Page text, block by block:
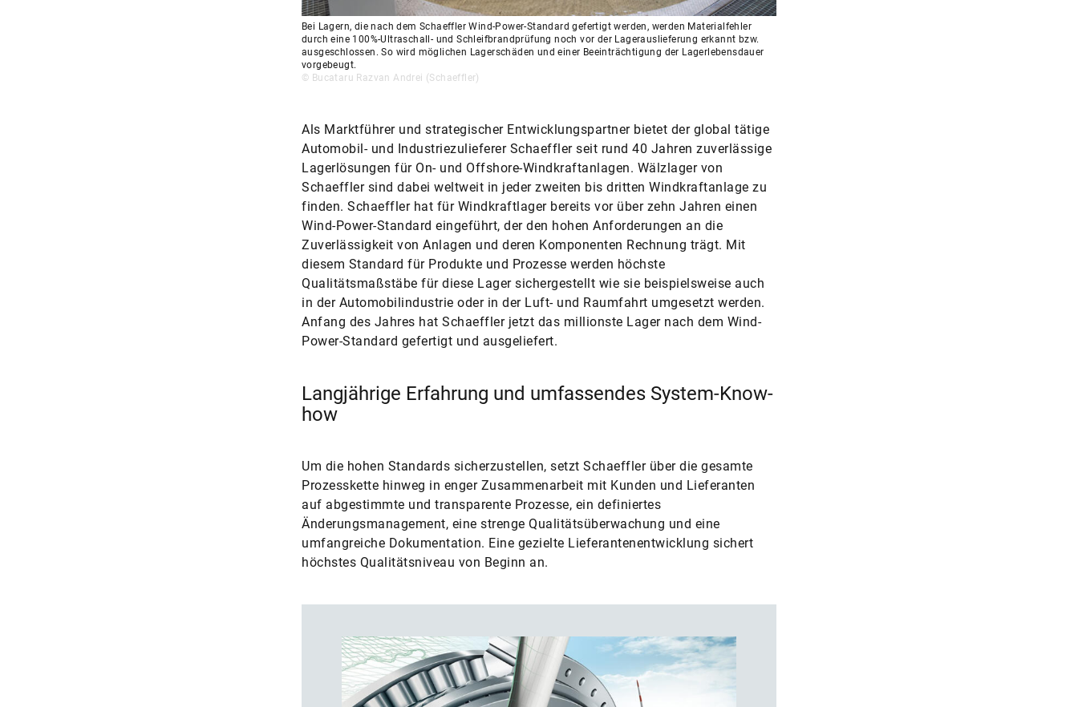
Bei Lagern, die nach dem Schaeffler Wind-Power-Standard gefertigt werden, werden Materialfehler
durch eine 100%-Ultraschall- und Schleifbrandprüfung noch vor der Lagerauslieferung erkannt bzw.
ausgeschlossen. So wird möglichen Lagerschäden und einer Beeinträchtigung der Lagerlebensdauer
vorgebeugt.
© Bucataru Razvan Andrei (Schaeffler)
Als Marktführer und strategischer Entwicklungspartner bietet der global tätige
Automobil- und Industriezulieferer Schaeffler seit rund 40 Jahren zuverlässige
Lagerlösungen für On- und Offshore-Windkraftanlagen. Wälzlager von
Schaeffler sind dabei weltweit in jeder zweiten bis dritten Windkraftanlage zu
finden. Schaeffler hat für Windkraftlager bereits vor über zehn Jahren einen
Wind-Power-Standard eingeführt, der den hohen Anforderungen an die
Zuverlässigkeit von Anlagen und deren Komponenten Rechnung trägt. Mit
diesem Standard für Produkte und Prozesse werden höchste
Qualitätsmaßstäbe für diese Lager sichergestellt wie sie beispielsweise auch
in der Automobilindustrie oder in der Luft- und Raumfahrt umgesetzt werden.
Anfang des Jahres hat Schaeffler jetzt das millionste Lager nach dem Wind-
Power-Standard gefertigt und ausgeliefert.
Langjährige Erfahrung und umfassendes System-Know-
how
Um die hohen Standards sicherzustellen, setzt Schaeffler über die gesamte
Prozesskette hinweg in enger Zusammenarbeit mit Kunden und Lieferanten
auf abgestimmte und transparente Prozesse, ein definiertes
Änderungsmanagement, eine strenge Qualitätsüberwachung und eine
umfangreiche Dokumentation. Eine gezielte Lieferantenentwicklung sichert
höchstes Qualitätsniveau von Beginn an.